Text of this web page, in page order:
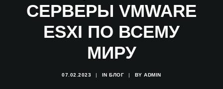
СЕРВЕРЫ VMWARE
ESXI ПО ВСЕМУ
МИРУ
07.02.2023 | INБЛОГ | BYADMIN